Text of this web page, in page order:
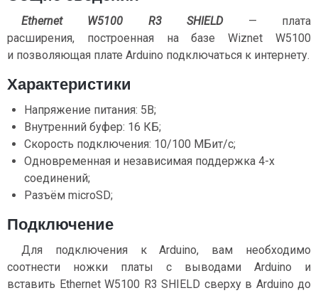
Ethernet W5100 R3 SHIELD— плата
расширения, построенная на базе Wiznet W5100
и позволяющая плате Arduino подключаться к интернету.
Характеристики
Напряжение питания: 5B;
Внутренний буфер: 16 КБ;
Скорость подключения: 10/100 МБит/с;
Одновременная и независимая поддержка 4-х
соединений;
Разъём microSD;
Подключение
Для подключения к Arduino, вам необходимо
соотнести ножки платы с выводами Arduino и
вставить Ethernet W5100 R3 SHIELD сверху в Arduino до